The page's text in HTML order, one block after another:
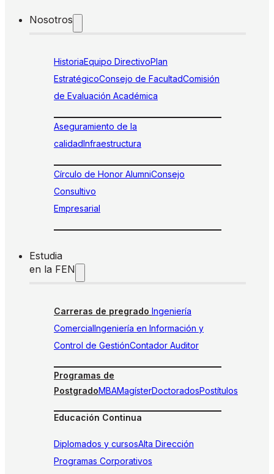
Nosotros
HistoriaEquipo DirectivoPlan
EstratégicoConsejo de FacultadComisión
de Evaluación Académica
Aseguramiento de la
calidadInfraestructura
Círculo de Honor AlumniConsejo
Consultivo
Empresarial
Estudia
en la FEN
Carreras de pregrado Ingeniería
ComercialIngeniería en Información y
Control de GestiónContador Auditor
Programas de
PostgradoMBAMagísterDoctoradosPostítulos
Educación Continua
Diplomados y cursosAlta Dirección
Programas Corporativos